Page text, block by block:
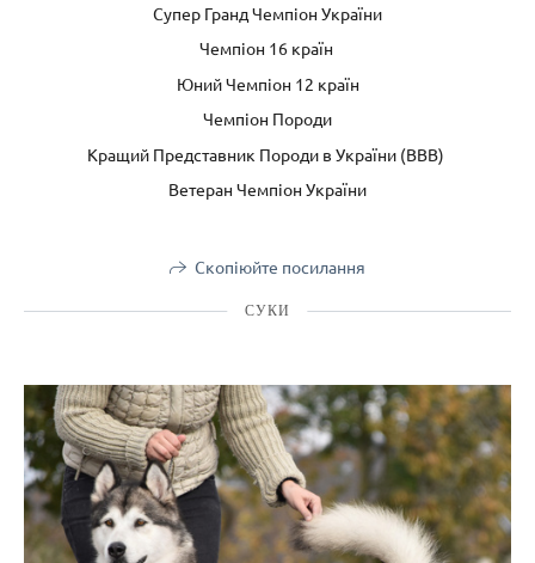
Супер Гранд Чемпіон України
Чемпіон 16 країн
Юний Чемпіон 12 країн
Чемпіон Породи
Кращий Представник Породи в України (ВВВ)
Ветеран Чемпіон України
Скопіюйте посилання
СУКИ